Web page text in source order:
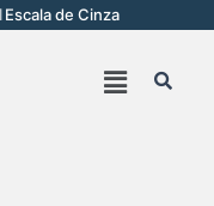
Escala de Cinza